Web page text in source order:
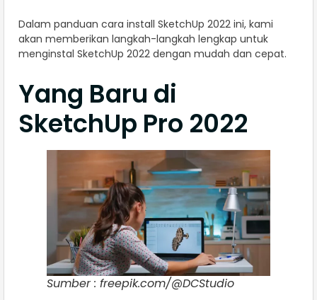
Dalam panduan cara install SketchUp 2022 ini, kami
akan memberikan langkah-langkah lengkap untuk
menginstal SketchUp 2022 dengan mudah dan cepat.
Yang Baru di
SketchUp Pro 2022
Sumber : freepik.com/@DCStudio